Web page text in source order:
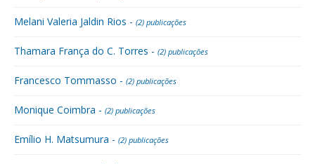
Melani Valeria Jaldin Rios - (2) publicações
Thamara França do C. Torres - (2) publicações
Francesco Tommasso - (2) publicações
Monique Coimbra - (2) publicações
Emílio H. Matsumura - (2) publicações